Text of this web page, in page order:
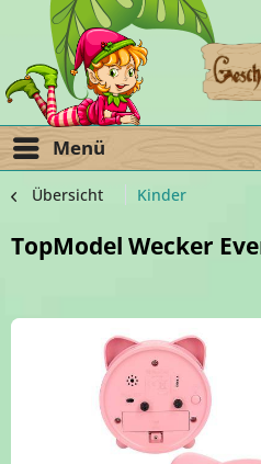
Menü
Übersicht Kinder
TopModel Wecker